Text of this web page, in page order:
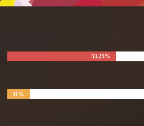
53.25%
11%